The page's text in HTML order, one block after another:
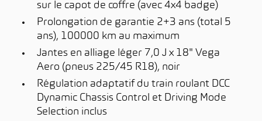
sur le capot de coffre (avec 4x4 badge)
Prolongation de garantie 2+3 ans (total 5
ans), 100000 km au maximum
Jantes en alliage léger 7,0 J x 18" Vega
Aero (pneus 225/45 R18), noir
Régulation adaptatif du train roulant DCC
Dynamic Chassis Control et Driving Mode
Selection inclus